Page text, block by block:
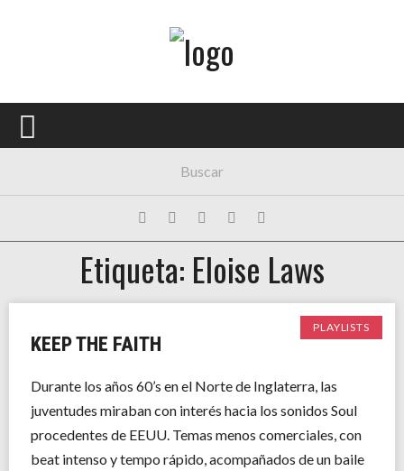
PORTADA
FESTIVALES
EXPOSICIONES
HISTORIAS
Etiqueta: Eloise Laws
PLAYLISTS
KEEP THE FAITH
Durante los años 60’s en el Norte de Inglaterra, las
juventudes miraban con interés hacia los sonidos Soul
procedentes de EEUU. Temas menos comerciales, con
beat intenso y tempo rápido, acompañados de un baile